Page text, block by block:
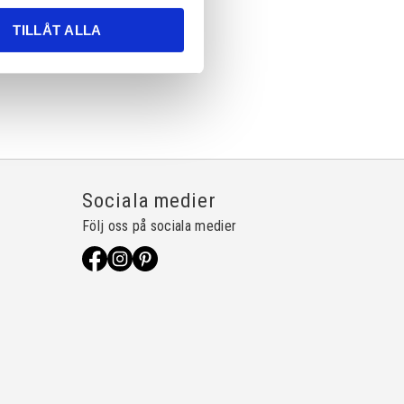
TILLÅT ALLA
Sociala medier
Följ oss på sociala medier